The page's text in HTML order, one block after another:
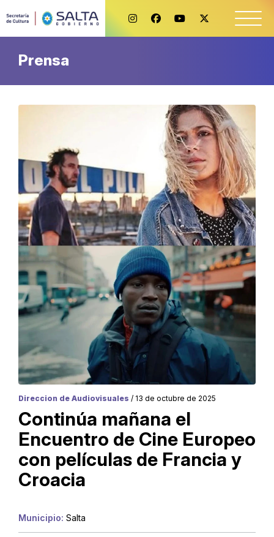
Prensa
Direccion de Audiovisuales / 13 de octubre de 2025
Continúa mañana el
Encuentro de Cine Europeo
con películas de Francia y
Croacia
Municipio: Salta